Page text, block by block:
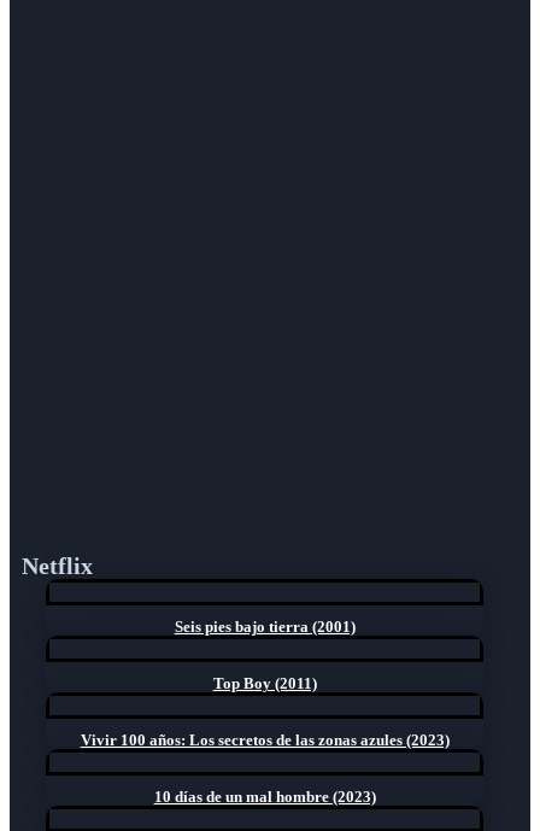
Netflix
Seis pies bajo tierra (2001)
Top Boy (2011)
Vivir 100 años: Los secretos de las zonas azules (2023)
10 días de un mal hombre (2023)